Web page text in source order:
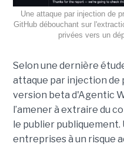
Une attaque par injection de
GitHub débouchant sur
privées vers un
Selon une dernière
attaque par injection
version beta d'Agentic
l’amener à extraire du
le publier publiquement.
entreprises à un risque